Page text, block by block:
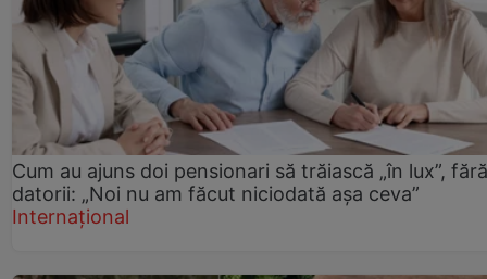
Cum au ajuns doi pensionari să trăiască „în lux”, fără
datorii: „Noi nu am făcut niciodată așa ceva”
Internațional